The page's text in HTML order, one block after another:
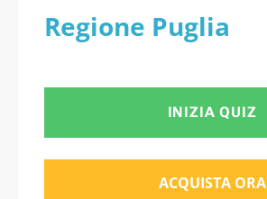
Regione Puglia
INIZIA QUIZ
ACQUISTA ORA